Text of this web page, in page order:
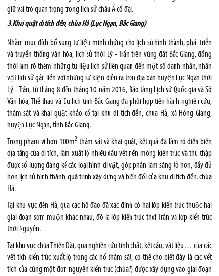
giữ vai trò quan trọng trong lịch sử châu Á cổ đại.
3.Khai quật di tích đền, chùa Hả (Lục Ngạn, Bắc Giang)
Nhằm mục đích bổ sung tư liệu minh chứng cho lịch sử hình thành, phát triển
và truyền thống văn hóa, lịch sử thời Lý - Trần trên vùng đất Bắc Giang, đồng
thời làm rõ thêm những tư liệu lịch sử liên quan đến một số danh nhân, nhân
vật lịch sử gắn liền với những sự kiện diễn ra trên địa bàn huyện Lục Ngạn thời
Lý - Trần, từ tháng 8 đến tháng 10 năm 2016, Bảo tàng Lịch sử Quốc gia và Sở
Văn hóa, Thể thao và Du lịch tỉnh Bắc Giang đã phối hợp tiến hành nghiên cứu,
thám sát và khai quật khảo cổ tại khu di tích đền, chùa Hả, xã Hồng Giang,
huyện Lục Ngạn, tỉnh Bắc Giang.
Trong phạm vi hơn 100m2 thám sát và khai quật, kết quả đã làm rõ diễn biến
địa tầng của di tích, làm xuất lộ nhiều dấu vết nền móng kiến trúc và thu thập
được số lượng đáng kể các loại hình di vật, góp phần làm sáng tỏ hơn, đầy đủ
hơn lịch sử hình thành, quá trình xây dựng và biến đổi của khu di tích đền, chùa
Hả.
Tại khu vực đền Hả, qua các hố đào đã xác định có hai lớp kiến trúc thuộc hai
giai đoạn sớm muộn khác nhau, đó là lớp kiến trúc thời Trần và lớp kiến trúc
thời Nguyễn.
Tại khu vực chùa Thiên Đài, qua nghiên cứu tính chất, kết cấu, vật liệu… của các
vết tích kiến trúc xuất lộ trong các hố thám sát, có thể cho biết đây là các vết
tích của cùng một đơn nguyên kiến trúc (chùa?) được xây dựng vào giai đoạn